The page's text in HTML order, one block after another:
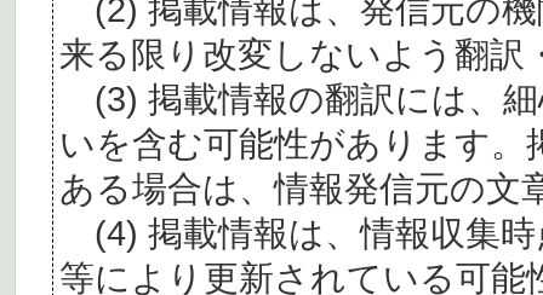
(2) 掲載情報は、発信元の
来る限り改変しないよう翻訳
(3) 掲載情報の翻訳には、
いを含む可能性があります。
ある場合は、情報発信元の文
(4) 掲載情報は、情報収集
等により更新されている可